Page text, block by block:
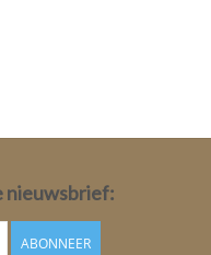
nieuwsbrief:
ABONNEER